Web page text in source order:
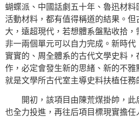
蝴蝶派、中國話劇五十年、魯迅材
活動材料，都有值得稱道的結果。
大，遠超現代，若想體系盤點收拾
非一兩個單元可以自力完成。新時
實實的、周全體系的古代文學史料
作，必定會發生新的思緒、新的不
就是文學所古代室主導史料扶植任務
開初，該項目由陳荒煤掛帥，
也全力投進，再往后項目標現實擔任